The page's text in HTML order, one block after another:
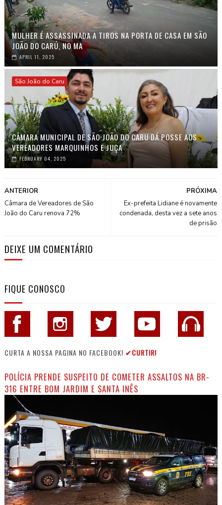
MULHER É ASSASSINADA A TIROS NA PORTA DE CASA EM SÃO
JOÃO DO CARÚ, NO MA
APRIL 11, 2025
São João do Caru
CÂMARA MUNICIPAL DE SÃO JOÃO DO CARU DÁ POSSE AOS
VEREADORES MARQUINHOS E JUÇA
FEBRUARY 04, 2025
PRÓXIMA
Ex-prefeita Lidiane é novamente
condenada, desta vez a sete anos
de prisão
ANTERIOR
Câmara de Vereadores de São
João do Caru renova 72%
DEIXE UM COMENTÁRIO
FIQUE CONOSCO
CURTA A NOSSA PAGINA NO FACEBOOK! ✔CURTIR!
POLÍCIA PRENDE SUSPEITO DE COMETER ASSALTOS NA BR-
316 ENTRE BOM JARDIM E SANTA INÊS